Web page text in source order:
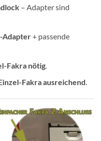
– Adapter sind
Adapter+ passende
Fakra nötig.
Fakra ausreichend.